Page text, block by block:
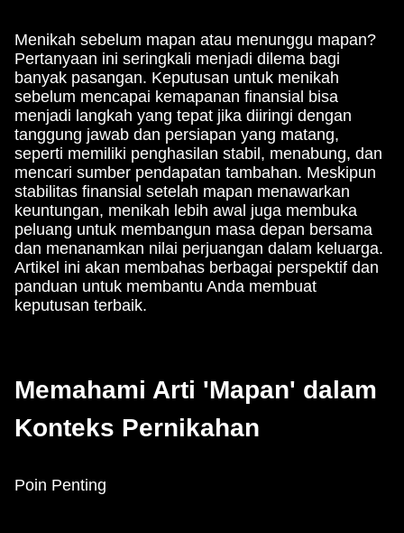
Menikah sebelum mapan atau menunggu mapan?
Pertanyaan ini seringkali menjadi dilema bagi
banyak pasangan. Keputusan untuk menikah
sebelum mencapai kemapanan finansial bisa
menjadi langkah yang tepat jika diiringi dengan
tanggung jawab dan persiapan yang matang,
seperti memiliki penghasilan stabil, menabung, dan
mencari sumber pendapatan tambahan. Meskipun
stabilitas finansial setelah mapan menawarkan
keuntungan, menikah lebih awal juga membuka
peluang untuk membangun masa depan bersama
dan menanamkan nilai perjuangan dalam keluarga.
Artikel ini akan membahas berbagai perspektif dan
panduan untuk membantu Anda membuat
keputusan terbaik.
Memahami Arti 'Mapan' dalam
Konteks Pernikahan
Poin Penting